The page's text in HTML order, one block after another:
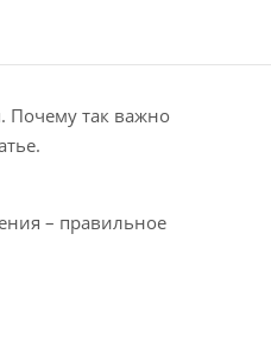
Почему так важно
– правильное